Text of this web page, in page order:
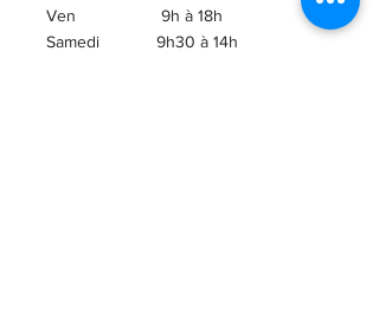
Ven 9h à 18h
Samedi 9h30 à 14h